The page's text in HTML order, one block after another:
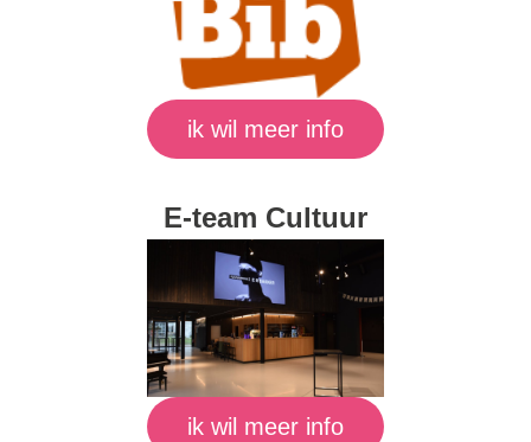
ik wil meer info
E-team Cultuur
ik wil meer info